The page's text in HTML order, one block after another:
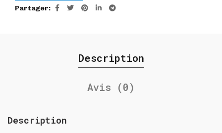
Partager
Description
Avis (0)
Description